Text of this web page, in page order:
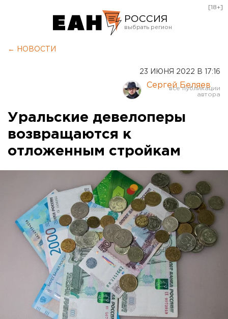
РОССИЯ
Курган
Оренбург
[18+]
← НОВОСТИ
23 ИЮНЯ 2022 В 17:16
Сергей Беляев
Уральские девелоперы
возвращаются к
отложенным стройкам